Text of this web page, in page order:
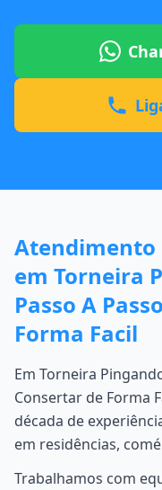
Atendimento
em Torneira
Passo A
Forma Facil
Em Torneira
Consertar de Forma
década de
em residências,
Trabalhamos com